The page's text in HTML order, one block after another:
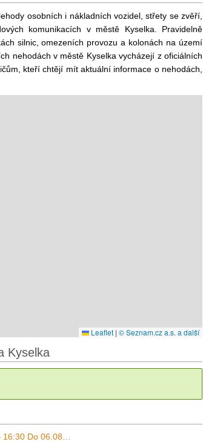
osobních i nákladních vozidel, střety se zvěří,
komunikacích v městě Kyselka. Pravidelně
silnic, omezeních provozu a kolonách na území
nehodách v městě Kyselka vycházejí z oficiálních
kteří chtějí mít aktuální informace o nehodách,
Leaflet | © Seznam.cz a.s. a další
Kyselka
Do 06.08…